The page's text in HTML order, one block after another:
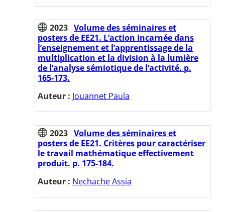
2023 Volume des séminaires et
posters de EE21. L’action incarnée dans
l’enseignement et l’apprentissage de la
multiplication et la division à la lumière
de l’analyse sémiotique de l’activité. p.
165-173.
Auteur : Jouannet Paula
2023 Volume des séminaires et
posters de EE21. Critères pour caractériser
le travail mathématique effectivement
produit. p. 175-184.
Auteur : Nechache Assia